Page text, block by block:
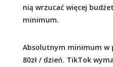
nią wrzucać więcej
minimum.
Absolutnym minimum w
80zł / dzień. TikTok